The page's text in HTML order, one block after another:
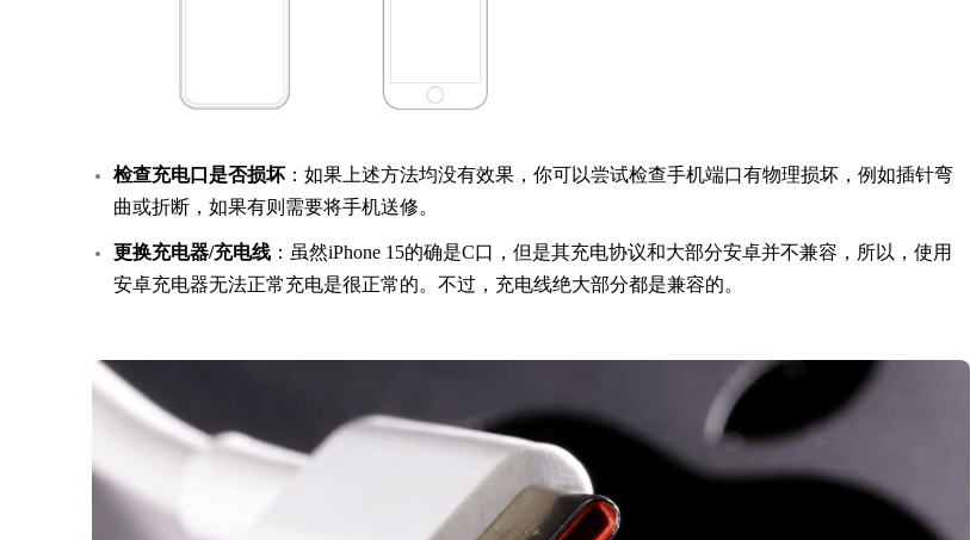
检查充电口是否损坏 ：如果上述方法均没有效果，你可以尝试检查手机端口有物理损坏，例如插针弯
曲或折断，如果有则需要将手机送修。
更换充电器/充电线 ：虽然iPhone 15的确是C口，但是其充电协议和大部分安卓并不兼容，所以，使用
安卓充电器无法正常充电是很正常的。不过，充电线绝大部分都是兼容的。